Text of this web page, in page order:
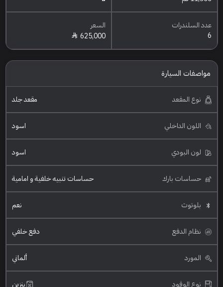
عدد السلندرات
6
السعر
625,000
مواصفات السيارة
نوع المقعد مقعد جلد
اللون الداخلي اسود
لون البودي اسود
حساسات بارك حساسات تنبيه خلفية و امامية
بلوتوث نعم
نظام الدفع دفع خلفي
المورد ألماني
نوع الوقود بنزين